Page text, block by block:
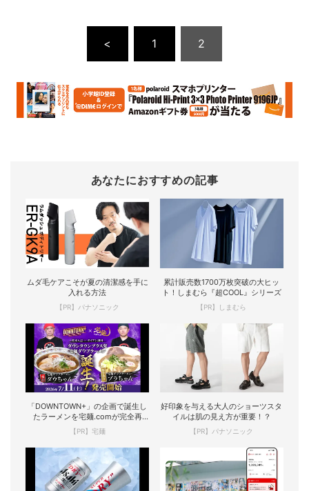
< 1 2
あなたにおすすめの記事
ムダ毛ケアこそが夏の清潔感を手に
入れる方法
【PR】パナソニック
累計販売数1700万枚突破の大ヒッ
ト！しまむら『超COOL』シリーズ
【PR】しまむら
「DOWNTOWN+」の企画で誕生し
たラーメンを宅麺.comが完全再
現！
【PR】宅麺
好印象を与える大人のショーツスタ
イルは肌の見え方が重要！？
【PR】パナソニック